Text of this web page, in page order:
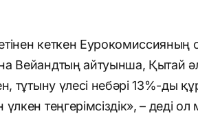
кеткен Еурокомиссияның
Вейандтың айтуынша, Қытай
тұтыну үлесі небәрі 13%-ды
теңгерімсіздік», – деді